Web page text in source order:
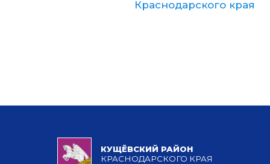
Краснодарского края
КУЩЁВСКИЙ РАЙОН
КРАСНОДАРСКОГО КРАЯ